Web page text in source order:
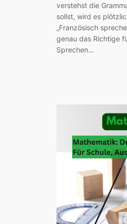
verstehst die
sollst, wird es
„Französisch
genau das Richtige
Sprechen…